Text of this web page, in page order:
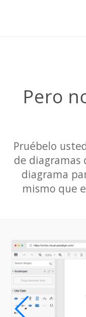
Pero
Pruébelo
de diagramas
diagrama
mismo que